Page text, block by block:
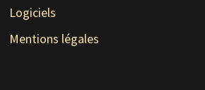
Logiciels
Mentions légales